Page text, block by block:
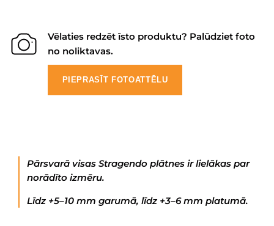
Vēlaties redzēt īsto produktu? Palūdziet foto
no noliktavas.
PIEPRASĪT FOTOATTĒLU
Pārsvarā visas Stragendo plātnes ir lielākas par
norādīto izmēru.
Līdz +5–10 mm garumā, līdz +3–6 mm platumā.